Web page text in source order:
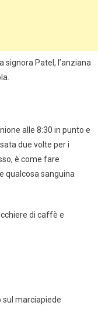
signora Patel, l’anziana
alle 8:30 in punto e
due volte per i
è come fare
qualcosa sanguina
di caffè e
sul marciapiede